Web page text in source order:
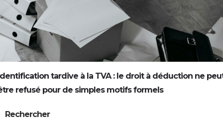
tardive à la TVA : le droit à déduction ne
refusé pour de simples motifs formels
Rechercher